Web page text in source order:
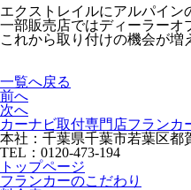
エクストレイルにアルパイ
一部販売店ではディーラーオ
これから取り付けの機会が増
一覧へ戻る
前へ
次へ
カーナビ取付専⾨店フランカ
本社：千葉県千葉市若葉区都
TEL：0120-473-194
トップページ
フランカーのこだわり